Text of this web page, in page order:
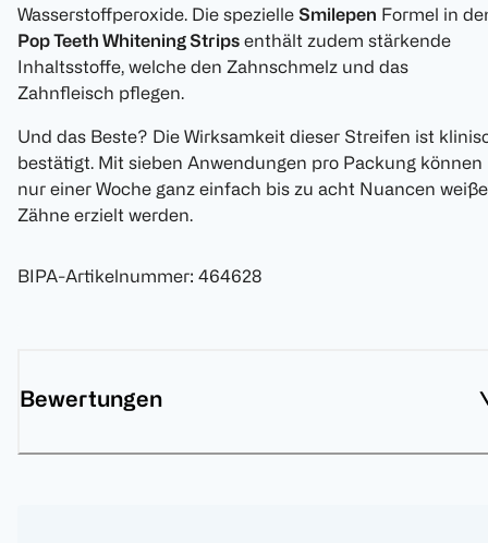
Wasserstoffperoxide. Die spezielle Smilepen Formel in
Pop Teeth Whitening Strips enthält zudem stärkende
Inhaltsstoffe, welche den Zahnschmelz und das
Zahnfleisch pflegen.
Und das Beste? Die Wirksamkeit dieser Streifen ist
bestätigt. Mit sieben Anwendungen pro Packung können
nur einer Woche ganz einfach bis zu acht Nuancen
Zähne erzielt werden.
BIPA-Artikelnummer: 464628
Bewertungen